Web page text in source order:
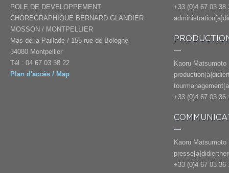
POLE DE DEVELOPPEMENT
CHOREGRAPHIQUE BERNARD GLANDIER
MOSSON / MONTPELLIER
Mas de la Paillade / 155 rue de Bologne
34080 Montpellier
Tél : 04 67 03 38 22
Plan d'accès / Map
+33 (0)4 67 03 38
Kaoru Matsumoto
+33 (0)4 67 03 36
Kaoru Matsumoto
+33 (0)4 67 03 36